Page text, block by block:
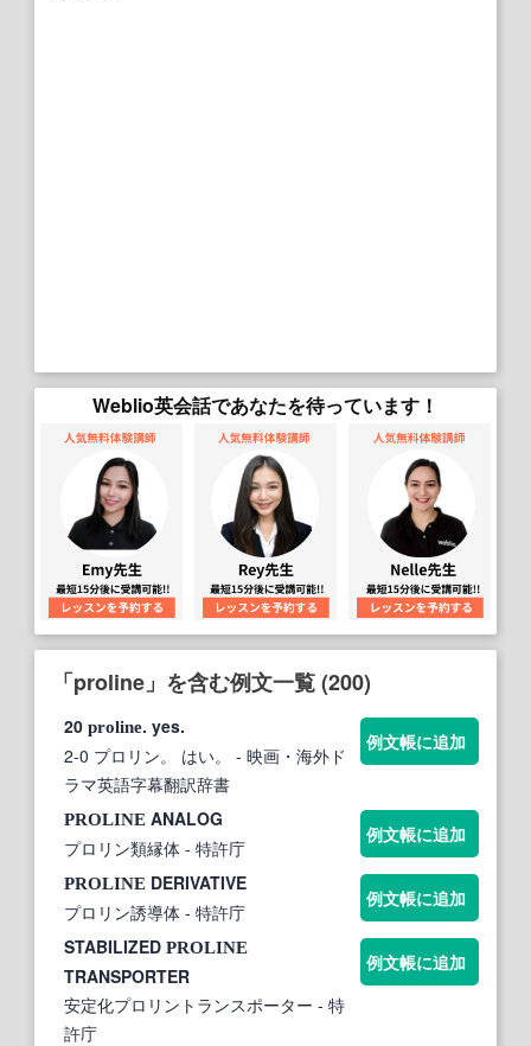
Weblio英会話であなたを待っています！
「proline」を含む例文一覧 (200)
20 proline. yes.
2-0 プロリン。 はい。
- 映画・海外ド
ラマ英語字幕翻訳辞書
例文帳に追加
PROLINE ANALOG
プロリン類縁体 - 特許庁
例文帳に追加
PROLINE DERIVATIVE
プロリン誘導体 - 特許庁
例文帳に追加
STABILIZED PROLINE
TRANSPORTER
安定化プロリントランスポーター - 特
許庁
例文帳に追加